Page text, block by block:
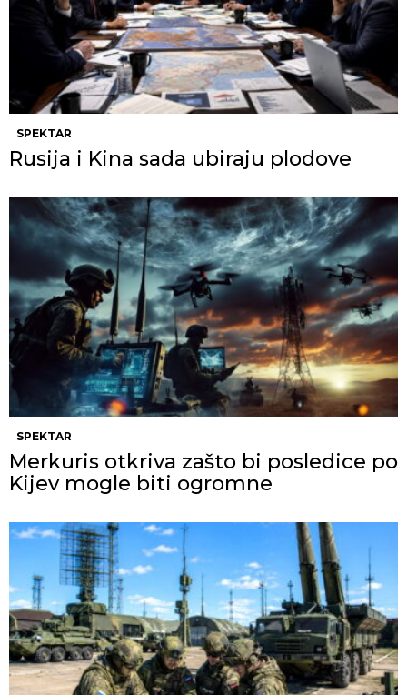
SPEKTAR
Rusija i Kina sada ubiraju plodove
SPEKTAR
Merkuris otkriva zašto bi posledice po
Kijev mogle biti ogromne